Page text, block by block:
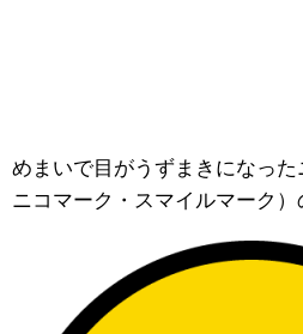
めまいで目がうずまきになっ
ニコマーク・スマイルマーク）